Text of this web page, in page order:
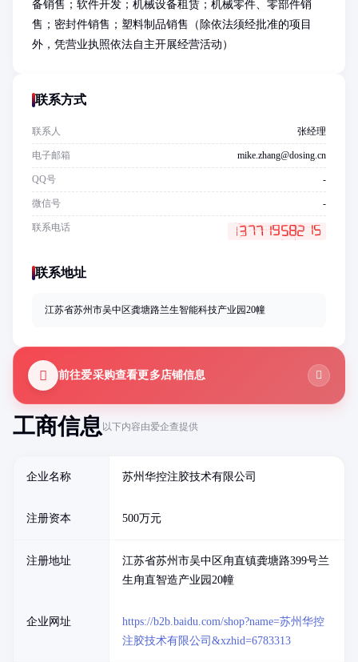
工商信息以下内容由爱企查提供
企业名称 苏州华控注胶技术有限公司
注册资本 500万元
注册地址
江苏省苏州市吴中区甪直镇龚塘路399号兰
生甪直智造产业园20幢
企业网址
https://b2b.baidu.com/shop?name=苏州华控
注胶技术有限公司&xzhid=6783313
备销售；软件开发；机械设备租赁；机械零件、零部件销
售；密封件销售；塑料制品销售（除依法须经批准的项目
外，凭营业执照依法自主开展经营活动）
联系方式
联系人 张经理
电子邮箱 mike.zhang@dosing.cn
QQ号 -
微信号 -
联系电话
联系地址
江苏省苏州市吴中区龚塘路兰生智能科技产业园20幢
前往爱采购查看更多店铺信息